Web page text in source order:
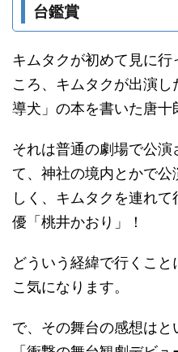
台鑑賞
キムタクが初めて見に
ころ、キムタクが出演
導犬」の本を書いた唐十
それは普通の劇場で公演
て、神社の境内とかで
しく、キムタクを連れ
優「桃井かおり」！
どういう経緯で行くこ
こ気になります。
で、その舞台の感想はと